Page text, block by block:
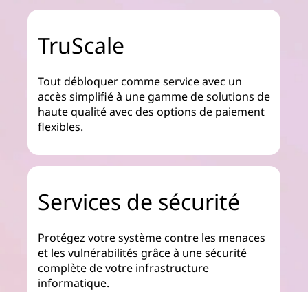
TruScale
Tout débloquer comme service avec un
accès simplifié à une gamme de solutions de
haute qualité avec des options de paiement
flexibles.
Services de sécurité
Protégez votre système contre les menaces
et les vulnérabilités grâce à une sécurité
complète de votre infrastructure
informatique.